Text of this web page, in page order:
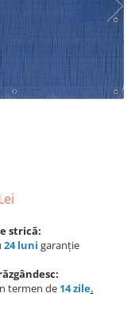
strică:
24 luni garanție
termen de 14 zile.